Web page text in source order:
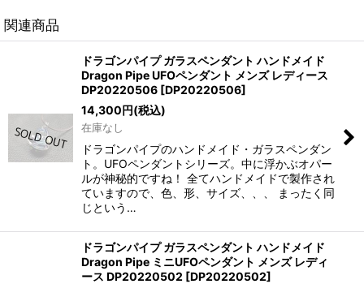
関連商品
ドラゴンパイプ ガラスペンダント ハンドメイド
Dragon Pipe UFOペンダント メンズ レディース
DP20220506 [DP20220506]
14,300円(税込)
在庫なし
ドラゴンパイプのハンドメイド・ガラスペンダン
ト。UFOペンダントシリーズ。中に浮かぶオパー
ルが神秘的ですね！ 全てハンドメイドで製作され
ていますので、色、形、サイズ、、、 まったく同
じという…
ドラゴンパイプ ガラスペンダント ハンドメイド
Dragon Pipe ミニUFOペンダント メンズ レディ
ース DP20220502 [DP20220502]